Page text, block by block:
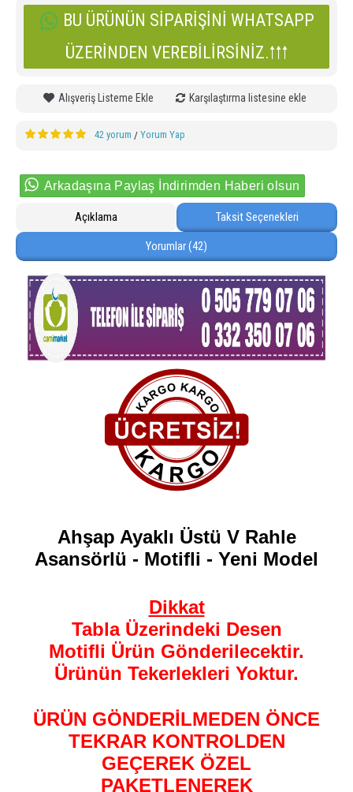
BU ÜRÜNÜN SIPARIŞINI WHATSAPP
ÜZERINDEN VEREBILIRSINIZ.🠑🠑🠑
Alışveriş Listeme Ekle Karşılaştırma listesine ekle
42 yorum / Yorum Yap
Arkadaşına Paylaş İndirimden Haberi olsun
Açıklama Taksit Seçenekleri
Yorumlar (42)
Ahşap Ayaklı Üstü V Rahle
Asansörlü - Motifli - Yeni Model
Dikkat
Tabla Üzerindeki Desen
Motifli Ürün Gönderilecektir.
Ürünün Tekerlekleri Yoktur.
ÜRÜN GÖNDERİLMEDEN ÖNCE
TEKRAR KONTROLDEN
GEÇEREK ÖZEL
PAKETLENEREK